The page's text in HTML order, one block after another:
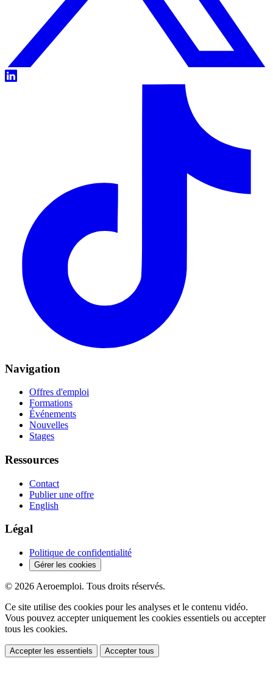
Navigation
Offres d'emploi
Formations
Événements
Nouvelles
Stages
Ressources
Contact
Publier une offre
English
Légal
Politique de confidentialité
Gérer les cookies
© 2026 Aeroemploi. Tous droits réservés.
Ce site utilise des cookies pour les analyses et le contenu vidéo.
Vous pouvez accepter uniquement les cookies essentiels ou accepter
tous les cookies.
Accepter les essentiels Accepter tous